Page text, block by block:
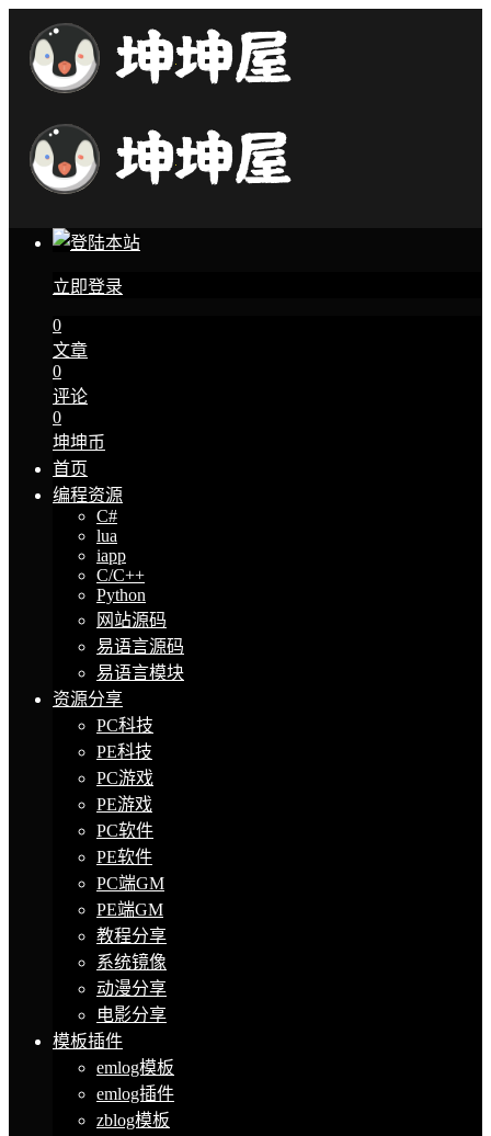
立即登录
0
文章
0
评论
0
坤坤币
首页
编程资源
C#
lua
iapp
C/C++
Python
网站源码
易语言源码
易语言模块
资源分享
PC科技
PE科技
PC游戏
PE游戏
PC软件
PE软件
PC端GM
PE端GM
教程分享
系统镜像
动漫分享
电影分享
模板插件
emlog模板
emlog插件
zblog模板